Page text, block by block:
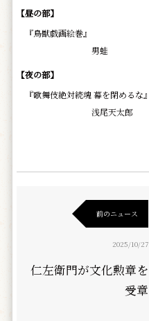
【昼の部】
『鳥獣戯画絵巻』
男蛙
【夜の部】
『歌舞伎絶対続魂 幕を閉めるな』
浅尾天太郎
前のニュース
2025/10/27
仁左衛門が文化勲章を
受章